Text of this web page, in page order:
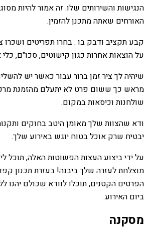
הנגישות והשירותים שלו. זה אמור להיות
האורחים שאתה מתכנן להזמין.
קבע תקציב ודבק בו . בחרו תפריטים
על הוצאות אחרות כגון קישוטים, סכו"ם,
שיהיה לך ציר זמן ברור עבור כאשר יש
מראש כך ששום פרט לא יתעלם מהזמנת
שולחנות וכיסאות במקום.
ודא שהצוות שלך מאומן היטב בחוקים
יבטיח שרק אוכל בטוח יוגש באירוע שלך.
על ידי ביצוע העצות הפשוטות האלה, תוכל
מוצלחת לעזרה שלך ביבנה! בעזרת תכנון
הפרטים הקטנים, תוכלו לוודא שכולם יהנו
ביום האירוע.
מסקנה